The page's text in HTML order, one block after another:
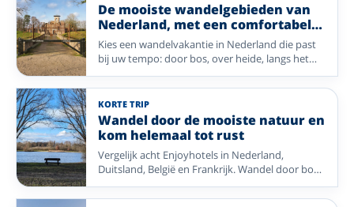
De mooiste wandelgebieden van
Nederland, met een comfortabel
Enjoyhotel als uitvalsbasis
Kies een wandelvakantie in Nederland die past
bij uw tempo: door bos, over heide, langs het
Wad of door de Limburgse heuvels. Vergelijk een
selectie Enjoyhotels in uiteenlopende
wandelregio’s.
KORTE TRIP
Wandel door de mooiste natuur en
kom helemaal tot rust
Vergelijk acht Enjoyhotels in Nederland,
Duitsland, België en Frankrijk. Wandel door bos,
heide, duinen en heuvels, met alle ruimte om te
genieten en tot rust te komen.